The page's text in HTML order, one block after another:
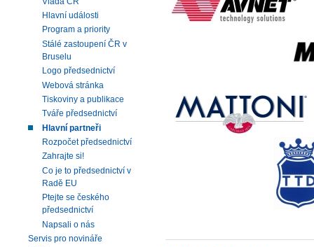
Hlavní události
Program a priority
Stálé zastoupení ČR v
Bruselu
Logo předsednictví
Webová stránka
Tiskoviny a publikace
Tváře předsednictví
Hlavní partneři
Rozpočet předsednictví
Zahrajte si!
Co je to předsednictví v
Radě EU
Ptejte se českého
předsednictví
Napsali o nás
Servis pro novináře